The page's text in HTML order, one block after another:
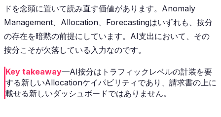
ドを念頭に置いて読み直す価値があります。Anomaly
Management、Allocation、Forecastingはいずれも、按分
の存在を暗黙の前提にしています。AI支出において、その
按分こそが欠落している入力なのです。
Key takeaway—AI按分はトラフィックレベルの計装を要
する新しいAllocationケイパビリティであり、請求書の上に
載せる新しいダッシュボードではありません。